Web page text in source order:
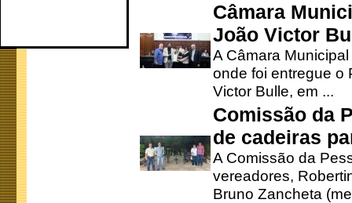
Câmara
João Victor
A Câmara
onde foi entregue o
Victor Bulle, em ...
Comissão da
de cadeiras
A Comissão da
vereadores,
Bruno Zancheta